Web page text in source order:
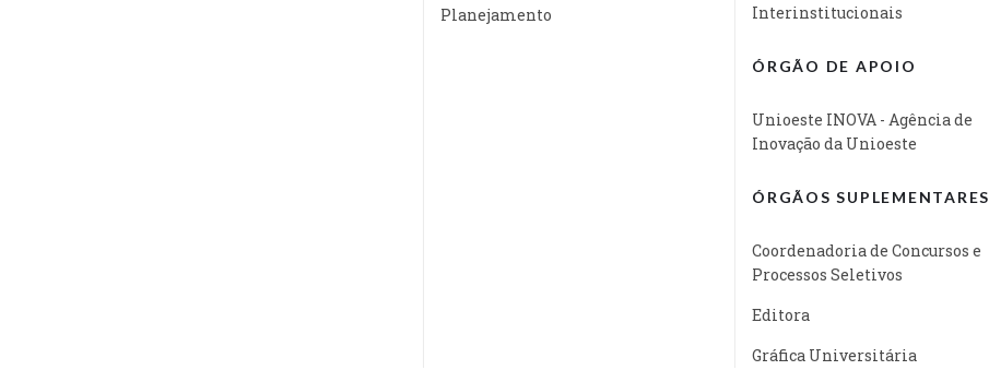
Planejamento
Interinstitucionais
ÓRGÃO DE APOIO
Unioeste INOVA - Agência de
Inovação da Unioeste
ÓRGÃOS SUPLEMENTARES
Coordenadoria de Concursos e
Processos Seletivos
Editora
Gráfica Universitária